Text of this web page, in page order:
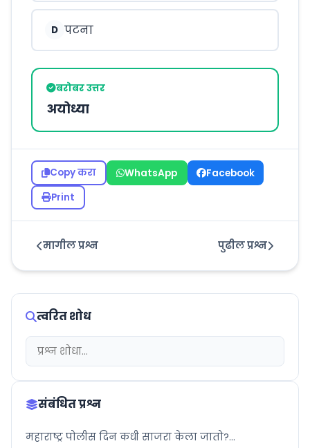
D पटना
बरोबर उत्तर
अयोध्या
Copy करा WhatsApp
Facebook
Print
मागील प्रश्न पुढील प्रश्न
त्वरित शोध
संबंधित प्रश्न
महाराष्ट्र पोलीस दिन कधी साजरा केला जातो?...